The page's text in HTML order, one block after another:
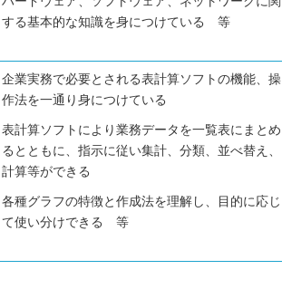
する基本的な知識を身につけている 等
企業実務で必要とされる表計算ソフトの機能、操
作法を一通り身につけている
表計算ソフトにより業務データを一覧表にまとめ
るとともに、指示に従い集計、分類、並べ替え、
計算等ができる
各種グラフの特徴と作成法を理解し、目的に応じ
て使い分けできる 等